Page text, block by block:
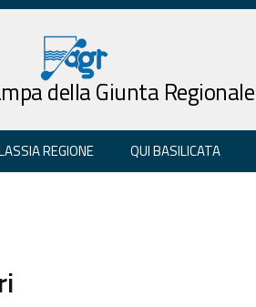
della Giunta Regionale
REGIONE QUI BASILICATA